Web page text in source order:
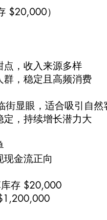
$20,000）
，收入来源多样
，稳定且高频消费
显眼，适合吸引自然
，持续增长潜力大
金流正向
存 $20,000